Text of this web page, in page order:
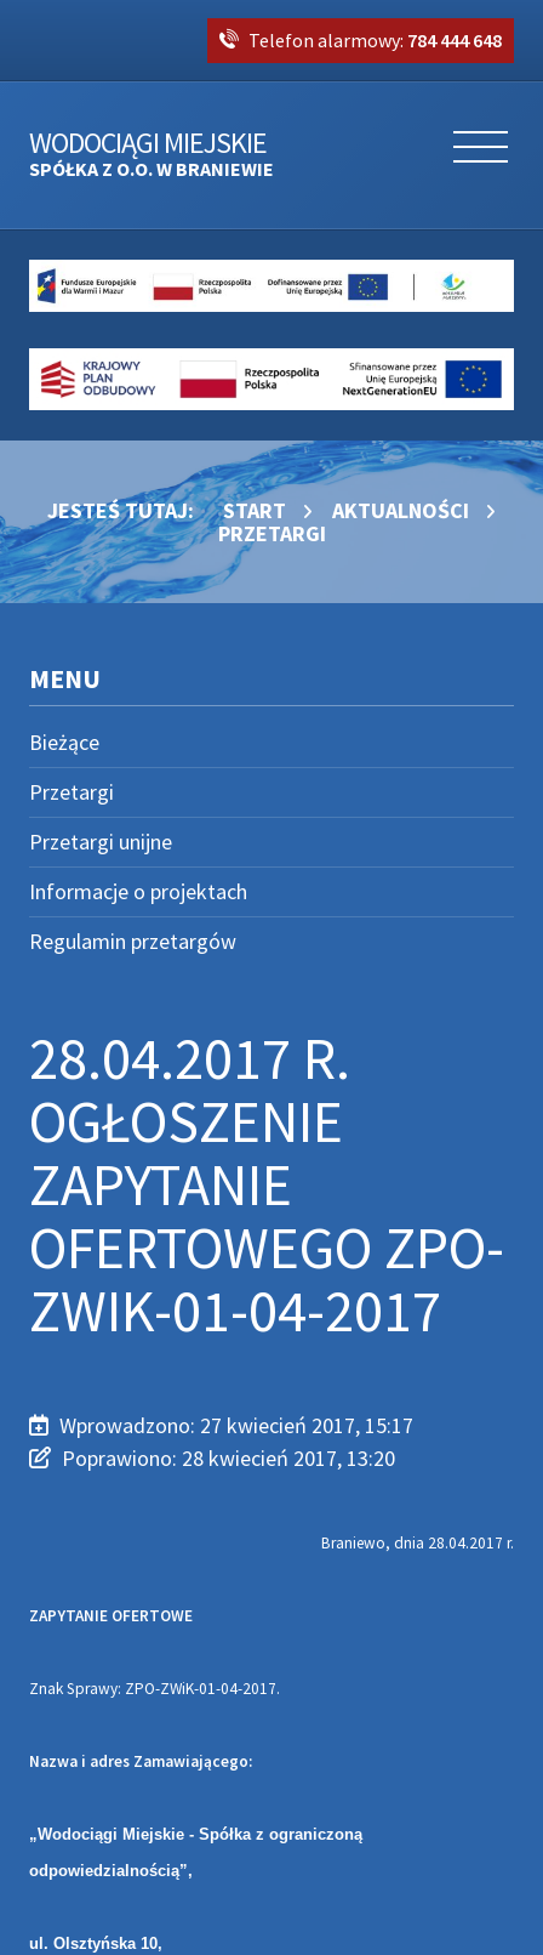
Telefon alarmowy: 784 444 648
WODOCIĄGI MIEJSKIE
SPÓŁKA Z O.O. W BRANIEWIE
JESTEŚ TUTAJ: START
AKTUALNOŚCI
PRZETARGI
MENU
Bieżące
Przetargi
Przetargi unijne
Informacje o projektach
Regulamin przetargów
28.04.2017 R.
OGŁOSZENIE
ZAPYTANIE
OFERTOWEGO ZPO-
ZWIK-01-04-2017
Wprowadzono
Wprowadzono: 27 kwiecień 2017, 15:17
Poprawiono
Poprawiono: 28 kwiecień 2017, 13:20
Braniewo, dnia 28.04.2017 r.
ZAPYTANIE OFERTOWE
Znak Sprawy: ZPO-ZWiK-01-04-2017.
Nazwa i adres Zamawiającego:
„Wodociągi Miejskie - Spółka z ograniczoną
odpowiedzialnością”,
ul. Olsztyńska 10,